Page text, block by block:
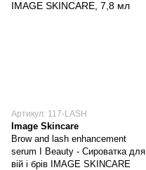
Артикул: 117-LASH
Image Skincare
Brow and lash enhancement
serum I Beauty - Сироватка для
вій і брів IMAGE SKINCARE